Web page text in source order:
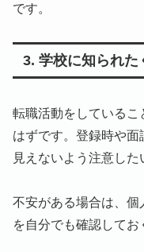
です。
3. 学校に知られた
転職活動をしている
はずです。登録時や
見えないよう注意した
不安がある場合は、
を自分でも確認してお